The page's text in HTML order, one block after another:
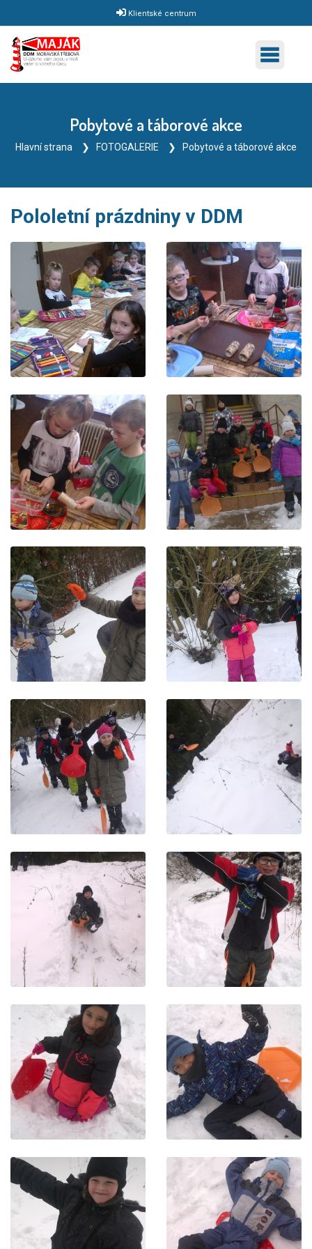
Klientské centrum
Pobytové a táborové akce
Hlavní strana FOTOGALERIE Pobytové a táborové akce
Pololetní prázdniny v DDM